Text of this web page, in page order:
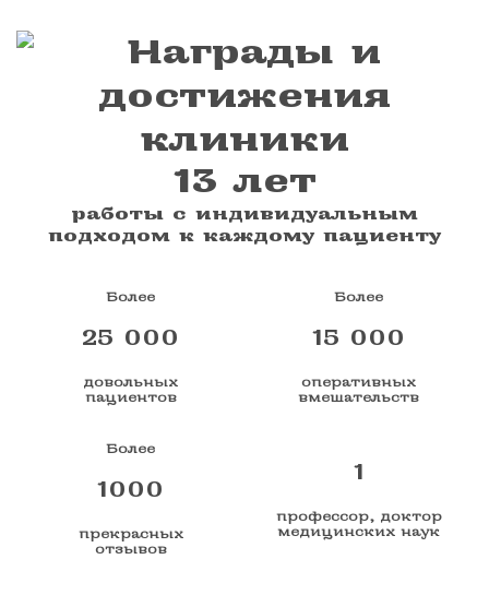
13 лет
работы с индивидуальным
подходом к каждому пациенту
Более
25 000
довольных
пациентов
Более
15 000
оперативных
вмешательств
Более
1000
прекрасных
отзывов
1
профессор, доктор
медицинских наук